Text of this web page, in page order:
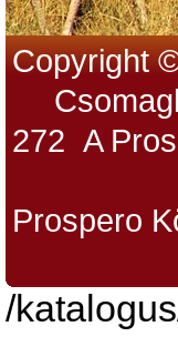
Copyright
272 A
Prospero
/